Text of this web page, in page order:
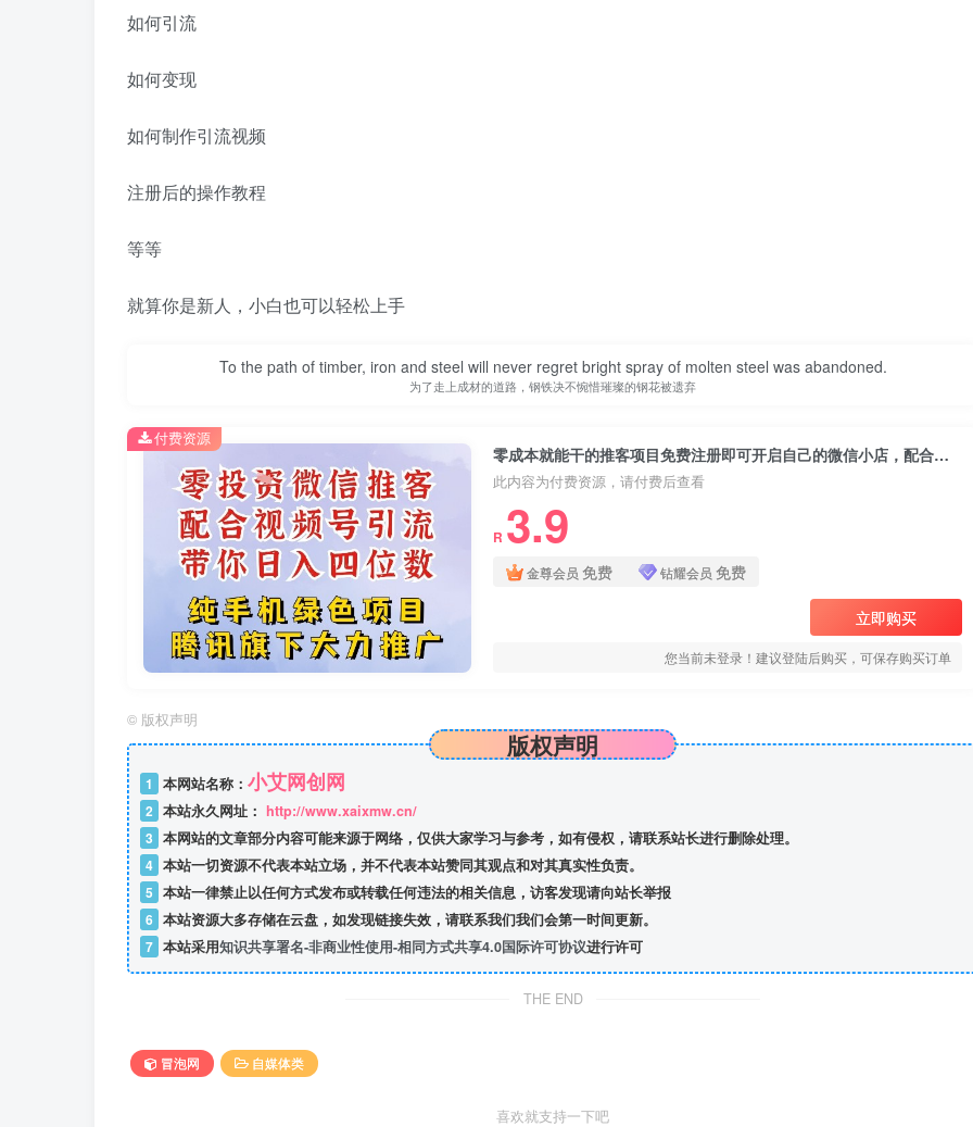
如何引流
如何变现
如何制作引流视频
注册后的操作教程
等等
就算你是新人，小白也可以轻松上手
To the path of timber, iron and steel will never regret bright spray of molten steel was abandoned.
为了走上成材的道路，钢铁决不惋惜璀璨的钢花被遗弃
零成本就能干的推客项目免费注册即可开启自己的微信小店，配合视频号引流，带你轻松日入4位数
此内容为付费资源，请付费后查看
R 3.9
金尊会员 免费 钻耀会员 免费
立即购买
您当前未登录！建议登陆后购买，可保存购买订单
付费资源
© 版权声明
版权声明
1 本网站名称： 小艾网创网
2 本站永久网址： http://www.xaixmw.cn/
3 本网站的文章部分内容可能来源于网络，仅供大家学习与参考，如有侵权，请联系站长进行删除处理。
4 本站一切资源不代表本站立场，并不代表本站赞同其观点和对其真实性负责。
5 本站一律禁止以任何方式发布或转载任何违法的相关信息，访客发现请向站长举报
6 本站资源大多存储在云盘，如发现链接失效，请联系我们我们会第一时间更新。
7 本站采用知识共享署名-非商业性使用-相同方式共享4.0国际许可协议进行许可
THE END
冒泡网 自媒体类
喜欢就支持一下吧